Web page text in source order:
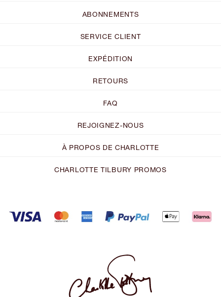
ABONNEMENTS
SERVICE CLIENT
EXPÉDITION
RETOURS
FAQ
REJOIGNEZ-NOUS
À PROPOS DE CHARLOTTE
CHARLOTTE TILBURY PROMOS